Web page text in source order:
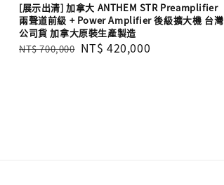
[展示出清] 加拿大 ANTHEM STR Preamplifier
兩聲道前級 + Power Amplifier 後級擴大機 台灣
公司貨 加拿大原裝生產製造
Regular
NT$ 700,000 Sale
NT$ 420,000